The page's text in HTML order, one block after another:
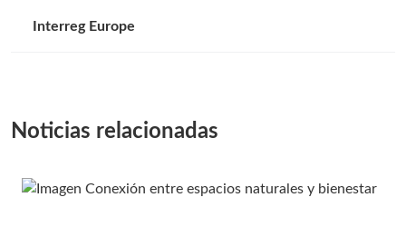
Interreg Europe
Noticias relacionadas